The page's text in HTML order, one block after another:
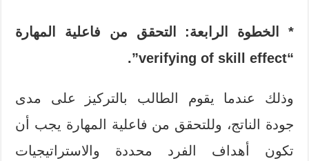
* الخطوة الرابعة: التحقق من فاعلية المهارة
“verifying of skill effect”
.
وذلك عندما يقوم الطالب بالتركيز على مدى
جودة الناتج، وللتحقق من فاعلية المهارة يجب أن
تكون أهداف الفرد محددة والاستراتيجيات